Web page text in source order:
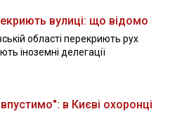
вулиці: що відомо
області перекриють рух
іноземні делегації
в Києві охоронці